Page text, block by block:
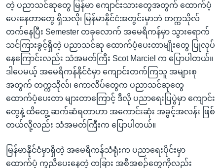
တဲ့ ပညာသင်ဆုတွေ မြန်မာ ကျောင်းသားတွေအတွက် ထောက်ပံ့
ပေးနေတာတွေ ရှိသလို၊ မြန်မာနိုင်ငံအတွင်းမှာဘဲ တက္ကသိုလ်
တက်နေပြီး Semester တခုလောက် အမေရိကန်မှာ သွားရောက်
သင်ကြားခွင့်ရှိတဲ့ ပညာသင်ဆု ထောက်ပံ့ပေးတာမျိုးတွေ ပြုလုပ်
နေကြောင်းလည်း သံအမတ်ကြီး Scot Marciel က ပြောပါတယ်။
ဒါပေမယ့် အမေရိကန်နိုင်ငံမှာ ကျောင်းတက်ကြသူ အများစု
အတွက် တက္ကသိုလ်၊ ကောလိပ်တွေက ပညာသင်ဆုတွေ
ထောက်ပံ့ပေးတာ များတာကြောင့် ဒီလို ပညာရေးပြပွဲမှာ ကျောင်း
တွေနဲ့ ထိတွေ့ ဆက်ဆံရတာဟာ အကောင်းဆုံး အခွင့်အလန်း ဖြစ်
တယ်လို့လည်း သံအမတ်ကြီးက ပြောပါတယ်။
မြန်မာနိုင်ငံမှာရှိတဲ့ အမေရိကန်သံရုံးက ပညာရေးပိုင်းမှာ
ထောက်ပံ့ ကူညီပေးနေတဲ့ တခြား အစီအစဉ်တွေကိုလည်း